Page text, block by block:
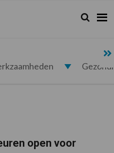
Zoeken...
Zoek
open voor